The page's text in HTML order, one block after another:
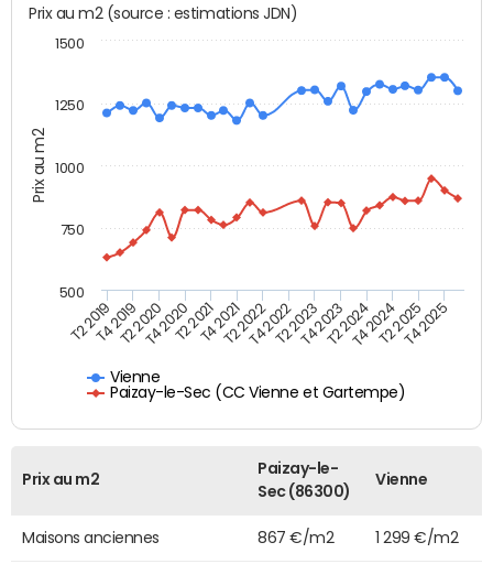
Prix au m2
Prix au m2 (source : estimations JDN)
Vienne
Paizay-le-Sec (CC Vienne et Gartempe)
T2 2019T4 2019T2 2020T4 2020T2 2021T4 2021T2 2022T4 2022T2 2023T4 2023T2 2024T4 2024T2 2025T4 2025
1000
500
750
1250
1500
Prix au m2
Paizay-le-
Sec (86300)
Vienne
Maisons anciennes 867 €/m2 1 299 €/m2